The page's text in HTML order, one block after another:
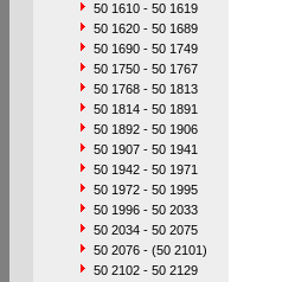
50 1610 - 50 1619
50 1620 - 50 1689
50 1690 - 50 1749
50 1750 - 50 1767
50 1768 - 50 1813
50 1814 - 50 1891
50 1892 - 50 1906
50 1907 - 50 1941
50 1942 - 50 1971
50 1972 - 50 1995
50 1996 - 50 2033
50 2034 - 50 2075
50 2076 - (50 2101)
50 2102 - 50 2129